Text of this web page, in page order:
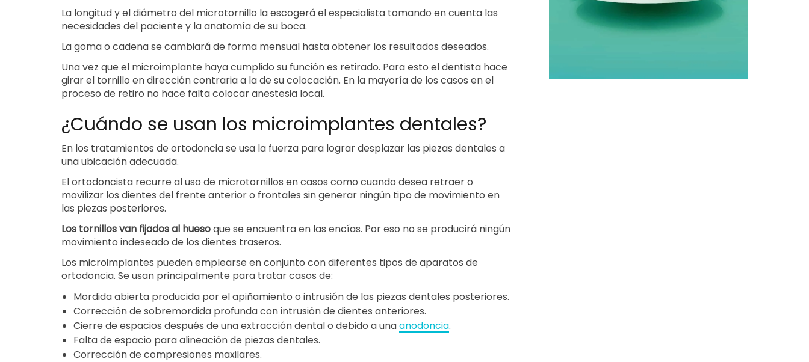
La longitud y el diámetro del microtornillo la escogerá el especialista tomando en cuenta las
necesidades del paciente y la anatomía de su boca.
La goma o cadena se cambiará de forma mensual hasta obtener los resultados deseados.
Una vez que el microimplante haya cumplido su función es retirado. Para esto el dentista hace
girar el tornillo en dirección contraria a la de su colocación. En la mayoría de los casos en el
proceso de retiro no hace falta colocar anestesia local.
¿Cuándo se usan los microimplantes dentales?
En los tratamientos de ortodoncia se usa la fuerza para lograr desplazar las piezas dentales a
una ubicación adecuada.
El ortodoncista recurre al uso de microtornillos en casos como cuando desea retraer o
movilizar los dientes del frente anterior o frontales sin generar ningún tipo de movimiento en
las piezas posteriores.
Los tornillos van fijados al huesoque se encuentra en las encías. Por eso no se producirá ningún
movimiento indeseado de los dientes traseros.
Los microimplantes pueden emplearse en conjunto con diferentes tipos de aparatos de
ortodoncia. Se usan principalmente para tratar casos de:
Mordida abierta producida por el apiñamiento o intrusión de las piezas dentales posteriores.
Corrección de sobremordida profunda con intrusión de dientes anteriores.
Cierre de espacios después de una extracción dental o debido a unaanodoncia.
Falta de espacio para alineación de piezas dentales.
Corrección de compresiones maxilares.